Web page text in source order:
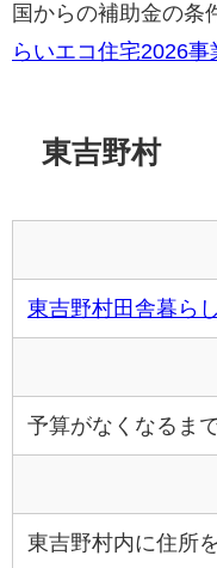
国からの補助金の条
らいエコ住宅2026事
東吉野村
東吉野村田舎暮ら
予算がなくなるま
東吉野村内に住所